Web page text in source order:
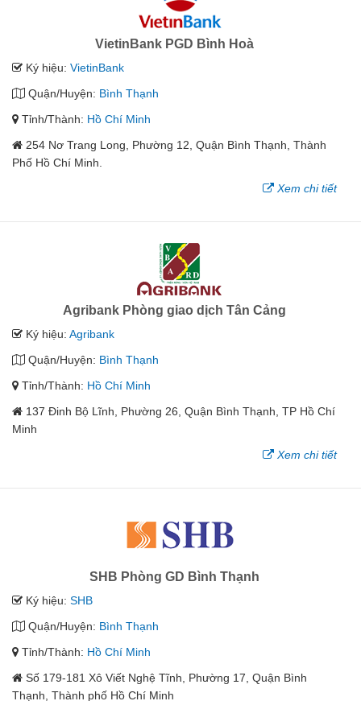
VietinBank PGD Bình Hoà
Ký hiệu: VietinBank
Quận/Huyện: Bình Thạnh
Tỉnh/Thành: Hồ Chí Minh
254 Nơ Trang Long, Phường 12, Quận Bình Thạnh, Thành
Phố Hồ Chí Minh.
Xem chi tiết
Agribank Phòng giao dịch Tân Cảng
Ký hiệu: Agribank
Quận/Huyện: Bình Thạnh
Tỉnh/Thành: Hồ Chí Minh
137 Đinh Bộ Lĩnh, Phường 26, Quận Bình Thạnh, TP Hồ Chí
Minh
Xem chi tiết
SHB Phòng GD Bình Thạnh
Ký hiệu: SHB
Quận/Huyện: Bình Thạnh
Tỉnh/Thành: Hồ Chí Minh
Số 179-181 Xô Viết Nghệ Tĩnh, Phường 17, Quận Bình
Thạnh, Thành phố Hồ Chí Minh